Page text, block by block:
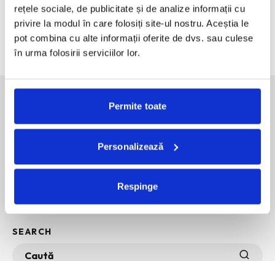
rețele sociale, de publicitate și de analize informații cu
privire la modul în care folosiți site-ul nostru. Aceștia le
pot combina cu alte informații oferite de dvs. sau culese
în urma folosirii serviciilor lor.
Permite toate
Personalizează
Respinge
The Outsider. Andreea Macri. 13 ani de fotografie de moda
intr-o expozitie.
60 de ani de Pepsi, celebrati printr-o expozitie-eveniment
INFO + TERMENI SI CONDITII
ARHIVA
SEARCH